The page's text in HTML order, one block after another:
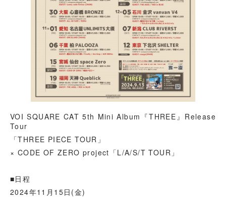
VOI SQUARE CAT 5th Mini Album『THREE』Release
Tour
「THREE PIECE TOUR」
× CODE OF ZERO project「L/A/S/T TOUR」
■日程
2024年11月15日(金)